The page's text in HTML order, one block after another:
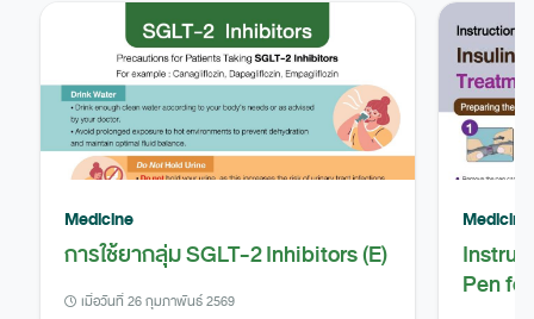
Medicine
การใช้ยากลุ่ม SGLT-2 Inhibitors (E)
เมื่อวันที่ 26 กุมภาพันธ์ 2569
Medicine
Pen